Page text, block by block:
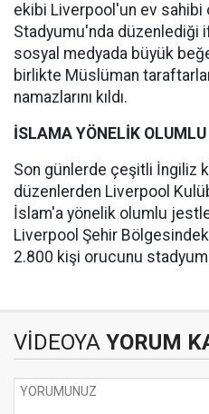
ekibi Liverpool'un ev sahibi
Stadyumu'nda düzenlediği
sosyal medyada büyük
birlikte Müslüman
namazlarını kıldı.
İSLAMA YÖNELİK
Son günlerde çeşitli İngiliz
düzenlerden Liverpool
İslam'a yönelik olumlu
Liverpool Şehir
2.800 kişi orucunu
VİDEOYA YORUM